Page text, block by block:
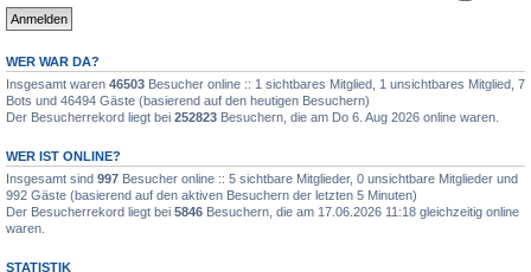
WER WAR DA?
Insgesamt waren 46503 Besucher online :: 1 sichtbares Mitglied, 1 unsichtbares Mitglied, 7
Bots und 46494 Gäste (basierend auf den heutigen Besuchern)
Der Besucherrekord liegt bei 252823 Besuchern, die am Do 6. Aug 2026 online waren.
WER IST ONLINE?
Insgesamt sind 997 Besucher online :: 5 sichtbare Mitglieder, 0 unsichtbare Mitglieder und
992 Gäste (basierend auf den aktiven Besuchern der letzten 5 Minuten)
Der Besucherrekord liegt bei 5846 Besuchern, die am 17.06.2026 11:18 gleichzeitig online
waren.
STATISTIK